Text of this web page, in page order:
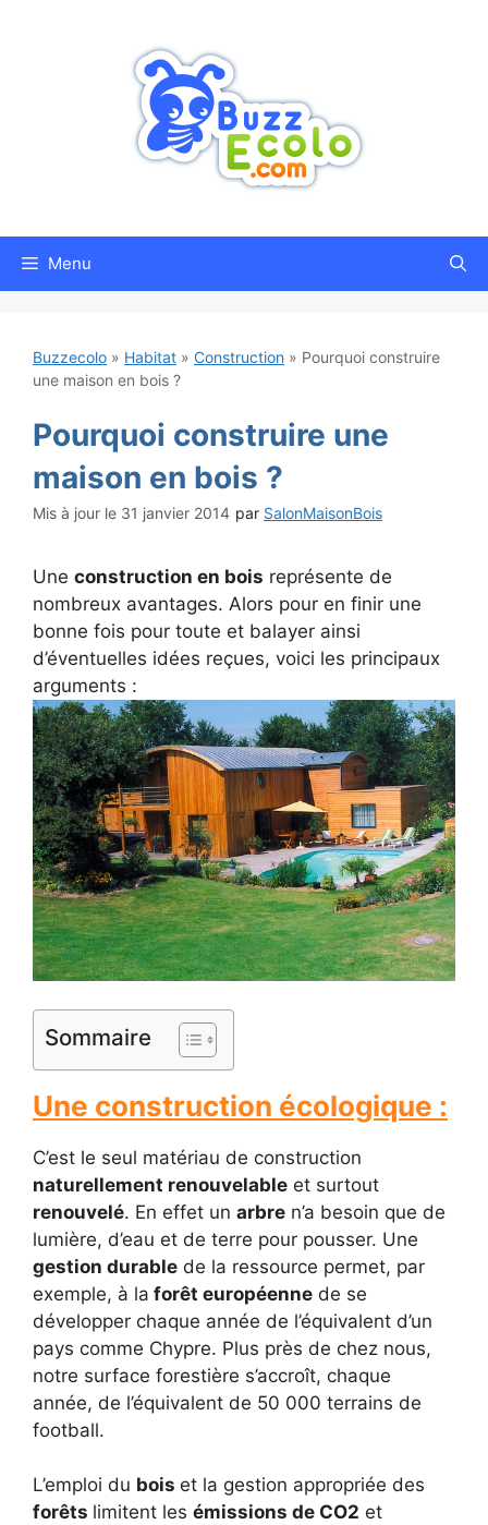
Menu
Buzzecolo » Habitat » Construction » Pourquoi construire
une maison en bois ?
Pourquoi construire une
maison en bois ?
31 janvier 2014 par SalonMaisonBois
Une construction en bois représente de
nombreux avantages. Alors pour en finir une
bonne fois pour toute et balayer ainsi
d’éventuelles idées reçues, voici les principaux
arguments :
Sommaire
Une construction écologique :
C’est le seul matériau de construction
naturellement renouvelable et surtout
renouvelé. En effet un arbre n’a besoin que de
lumière, d’eau et de terre pour pousser. Une
gestion durable de la ressource permet, par
exemple, à la forêt européenne de se
développer chaque année de l’équivalent d’un
pays comme Chypre. Plus près de chez nous,
notre surface forestière s’accroît, chaque
année, de l’équivalent de 50 000 terrains de
football.
L’emploi du bois et la gestion appropriée des
forêts limitent les émissions de CO2 et